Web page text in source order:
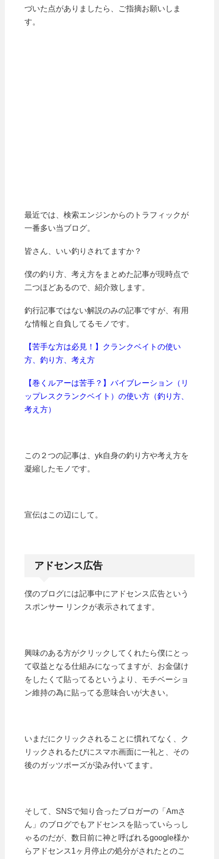
づいた点がありましたら、ご指摘お願いしま
す。
最近では、検索エンジンからのトラフィックが
一番多い当ブログ。
皆さん、いい釣りされてますか？
僕の釣り方、考え方をまとめた記事が現時点で
二つほどあるので、紹介致します。
釣行記事ではない解説のみの記事ですが、有用
な情報と自負してるモノです。
【苦手な方は必見！】クランクベイトの使い
方、釣り方、考え方
【巻くルアーは苦手？】バイブレーション（リ
ップレスクランクベイト）の使い方（釣り方、
考え方）
この２つの記事は、yk自身の釣り方や考え方を
凝縮したモノです。
宣伝はこの辺にして。
アドセンス広告
僕のブログには記事中にアドセンス広告という
スポンサー リンクが表示されてます。
興味のある方がクリックしてくれたら僕にとっ
て収益となる仕組みになってますが、お金儲け
をしたくて貼ってるというより、モチベーショ
ン維持の為に貼ってる意味合いが大きい。
いまだにクリックされることに慣れてなく、ク
リックされるたびにスマホ画面に一礼と、その
後のガッツポーズが染み付いてます。
そして、SNSで知り合ったブロガーの「Amさ
ん」のブログでもアドセンスを貼っていらっし
ゃるのだが、数日前に神と呼ばれるgoogle様か
らアドセンス1ヶ月停止の処分がされたとのこ